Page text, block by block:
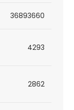
36893660
4293
2862